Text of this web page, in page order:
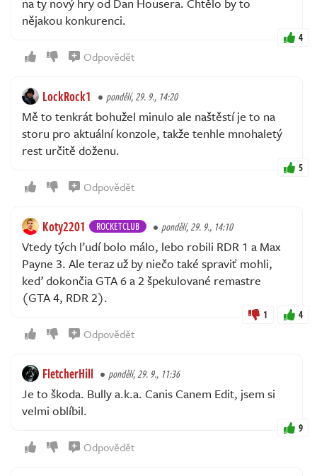
nějakou konkurenci.
4
Odpovědět
LockRock1 pondělí, 29. 9., 14:20
Mě to tenkrát bohužel minulo ale naštěstí je to na
storu pro aktuální konzole, takže tenhle mnohaletý
rest určitě doženu.
5
Odpovědět
Koty2201 ROCKETCLUB pondělí, 29. 9., 14:10
Vtedy tých ľudí bolo málo, lebo robili RDR 1 a Max
Payne 3. Ale teraz už by niečo také spraviť mohli,
keď dokončia GTA 6 a 2 špekulované remastre
(GTA 4, RDR 2).
1 4
Odpovědět
FletcherHill pondělí, 29. 9., 11:36
Je to škoda. Bully a.k.a. Canis Canem Edit, jsem si
velmi oblíbil.
9
Odpovědět